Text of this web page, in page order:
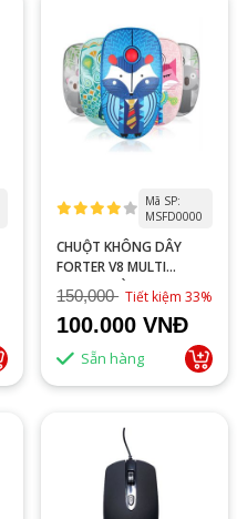
Mã SP:
MSFD0000
CHUỘT KHÔNG DÂY
FORTER V8 MULTI
COLOR (MÀU RANDOM)
150,000 Tiết kiệm 33%
100.000 VNĐ
Sẵn hàng